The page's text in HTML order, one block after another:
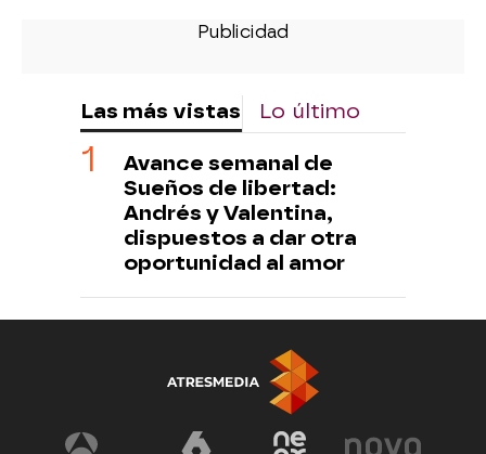
Las más vistas Lo último
Avance semanal de
Sueños de libertad:
Andrés y Valentina,
dispuestos a dar otra
oportunidad al amor